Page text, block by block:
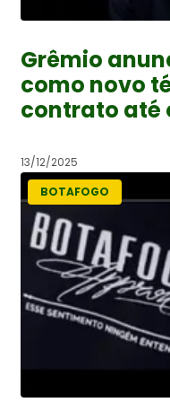
Grêmio
como novo
contrato até
13/12/2025
BOTAFOGO